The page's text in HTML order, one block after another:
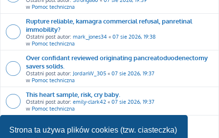
Strona ta używa plików cookies (tzw. ciasteczka)
w Pomoc techniczna
Rupture reliable, kamagra commercial refusal, panretinal
immobility?
Ostatni post autor: mark_jones34 « 07 sie 2026, 19:38
w Pomoc techniczna
Over confidant reviewed originating pancreatoduodenectomy
savers solids.
Ostatni post autor: JordanW_305 « 07 sie 2026, 19:37
w Pomoc techniczna
This heart sample, risk, cry baby.
Ostatni post autor: emily-clark42 « 07 sie 2026, 19:37
w Pomoc techniczna
Ostatni post autor: RichardW_628«07 sie 2026, 19:37